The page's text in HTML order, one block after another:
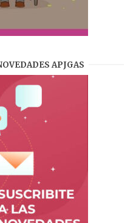
APJGAS